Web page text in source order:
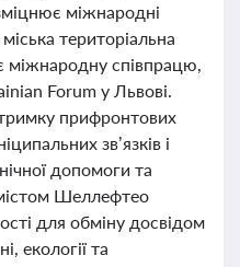
міжнародні
територіальна
співпрацю,
Forum у Львові.
прифронтових
зв’язків і
допомоги та
Шеллефтео
для обміну досвідом
екології та